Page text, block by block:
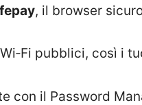
, il browser
pubblici, così i
con il Password